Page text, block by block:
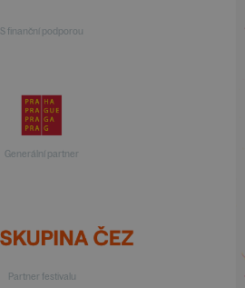
S finanční podporou
Generální partner
Partner festivalu